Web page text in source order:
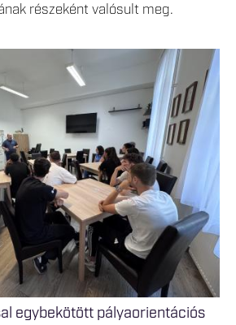
részeként valósult meg.
egybekötött pályaorientációs